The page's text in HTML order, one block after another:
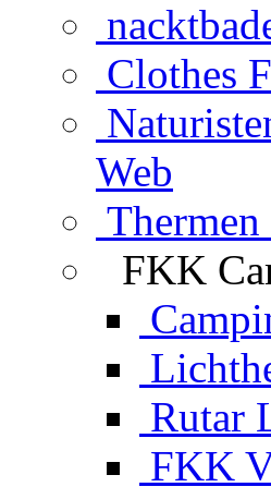
Clothes
Web
FKK
Rutar
FKK